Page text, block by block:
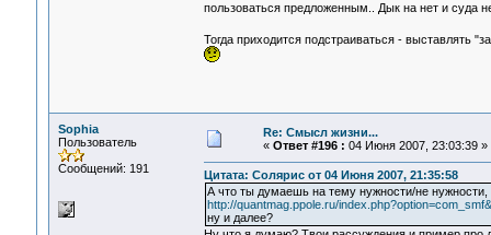
пользоваться предложенным.. Дык на нет и суда
Тогда приходится подстраиваться - выставлять
Sophia
Пользователь
Сообщений: 191
Re: Смысл жизни...
« Ответ #196 : 04 Июня 2007, 23:03:39 »
Цитата: Солярис от 04 Июня 2007, 21:35:58
А что ты думаешь на тему нужности/не нужности,
http://quantmag.ppole.ru/
ну и далее?